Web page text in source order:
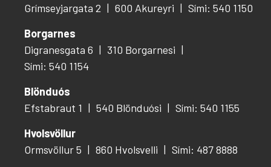
Grímseyjargata 2
600 Akureyri
Sími: 540 1150
Borgarnes
Digranesgata 6
310 Borgarnesi
Sími: 540 1154
Blönduós
Efstabraut 1
540 Blönduósi
Sími: 540 1155
Hvolsvöllur
Ormsvöllur 5
860 Hvolsvelli
Sími: 487 8888